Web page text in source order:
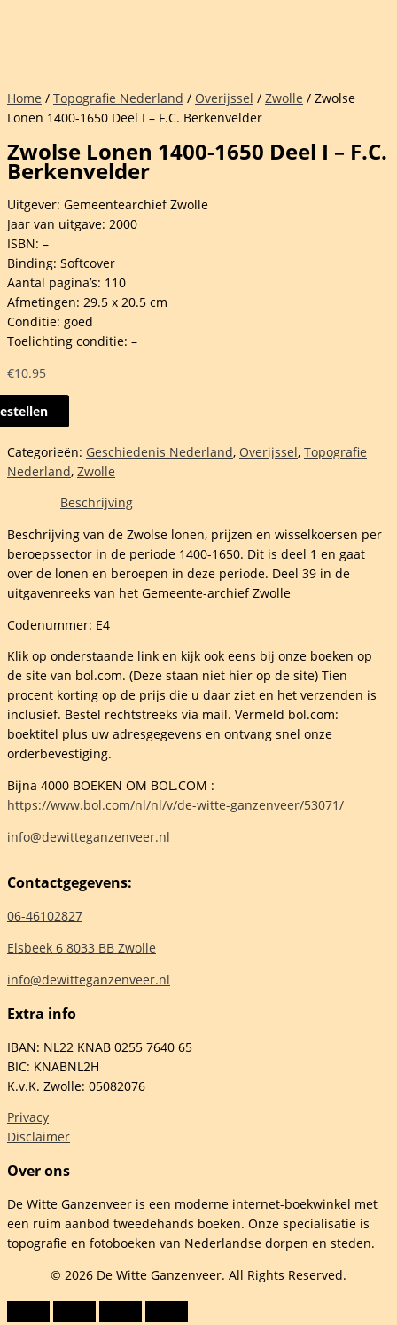
Home / Topografie Nederland / Overijssel / Zwolle / Zwolse
Lonen 1400-1650 Deel I – F.C. Berkenvelder
Zwolse Lonen 1400-1650 Deel I – F.C.
Berkenvelder
Uitgever: Gemeentearchief Zwolle
Jaar van uitgave: 2000
ISBN: –
Binding: Softcover
Aantal pagina’s: 110
Afmetingen: 29.5 x 20.5 cm
Conditie: goed
Toelichting conditie: –
€10.95
Categorieën: Geschiedenis Nederland, Overijssel, Topografie
Nederland, Zwolle
Beschrijving
Beschrijving van de Zwolse lonen, prijzen en wisselkoersen per
beroepssector in de periode 1400-1650. Dit is deel 1 en gaat
over de lonen en beroepen in deze periode. Deel 39 in de
uitgavenreeks van het Gemeente-archief Zwolle
Codenummer: E4
Klik op onderstaande link en kijk ook eens bij onze boeken op
de site van bol.com. (Deze staan niet hier op de site) Tien
procent korting op de prijs die u daar ziet en het verzenden is
inclusief. Bestel rechtstreeks via mail. Vermeld bol.com:
boektitel plus uw adresgegevens en ontvang snel onze
orderbevestiging.
Bijna 4000 BOEKEN OM BOL.COM :
https://www.bol.com/nl/nl/v/de-witte-ganzenveer/53071/
info@dewitteganzenveer.nl
Contactgegevens:
06-46102827
Elsbeek 6 8033 BB Zwolle
info@dewitteganzenveer.nl
Extra info
IBAN: NL22 KNAB 0255 7640 65
BIC: KNABNL2H
K.v.K. Zwolle: 05082076
Privacy
Disclaimer
Over ons
De Witte Ganzenveer is een moderne internet-boekwinkel met
een ruim aanbod tweedehands boeken. Onze specialisatie is
topografie en fotoboeken van Nederlandse dorpen en steden.
© 2026 De Witte Ganzenveer. All Rights Reserved.